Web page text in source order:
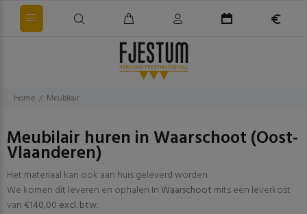
Home Meubilair
Meubilair huren in Waarschoot (Oost-
Vlaanderen)
Het materiaal kan ook aan huis geleverd worden.
We komen dit leveren en ophalen InWaarschoot mits een leverkost
van€140,00 excl. btw.